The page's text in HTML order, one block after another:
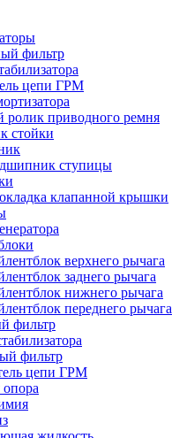
фильтр
цепи ГРМ
приводного ремня
стойки
ступицы
клапанной крышки
верхнего рычага
заднего рычага
нижнего рычага
переднего рычага
фильтр
фильтр
цепи ГРМ